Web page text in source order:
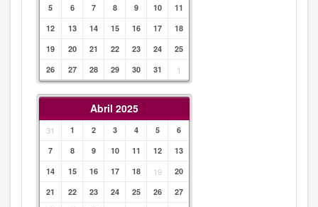
5 6 7 8 9 10
11
12
13 14 15 16 17
18
19
20 21 22 23 24
25
26
27 28 29 30 31 1
Abril 2025
31 1 2 3 4 5
6
7
8 9 10 11 12
13
14
15 16 17 18 19
20
21
22 23 24 25 26
27